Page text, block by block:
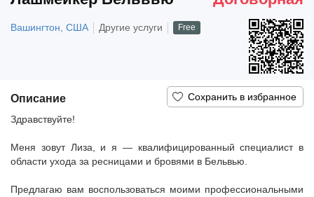
Вашингтон, США Другие услуги Free
Описание
Здравствуйте!
Меня зовут Лиза, и я — квалифицированный специалист в
области ухода за ресницами и бровями в Бельвью.
Предлагаю вам воспользоваться моими профессиональными